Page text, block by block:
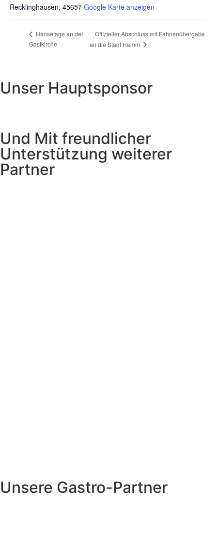
Recklinghausen, 45657 Google Karte anzeigen
Hansetage an der
Gastkirche
Offizieller Abschluss mit Fahnenübergabe
an die Stadt Hamm
Unser Hauptsponsor
Und Mit freundlicher
Unterstützung weiterer
Partner
Unsere Gastro-Partner